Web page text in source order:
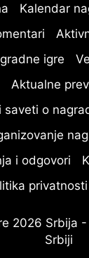
Kalendar
igre
Aktualne
saveti o
i odgovori
privatnosti
2026 Srbija -
Srbiji